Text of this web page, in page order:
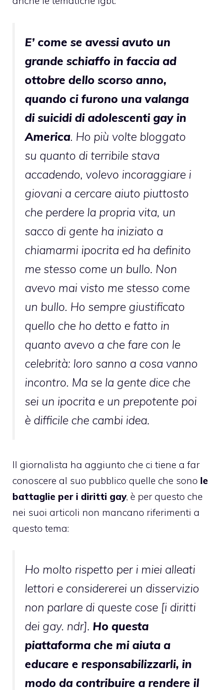
E’ come se avessi avuto un
grande schiaffo in faccia ad
ottobre dello scorso anno,
quando ci furono una valanga
di suicidi di adolescenti gay in
America. Ho più volte bloggato
su quanto di terribile stava
accadendo, volevo incoraggiare i
giovani a cercare aiuto piuttosto
che perdere la propria vita, un
sacco di gente ha iniziato a
chiamarmi ipocrita ed ha definito
me stesso come un bullo. Non
avevo mai visto me stesso come
un bullo. Ho sempre giustificato
quello che ho detto e fatto in
quanto avevo a che fare con le
celebrità: loro sanno a cosa vanno
incontro. Ma se la gente dice che
sei un ipocrita e un prepotente poi
è difficile che cambi idea.
Il giornalista ha aggiunto che ci tiene a far
conoscere al suo pubblico quelle che sono le
battaglie per i diritti gay, è per questo che
nei suoi articoli non mancano riferimenti a
questo tema:
Ho molto rispetto per i miei alleati
lettori e considererei un disservizio
non parlare di queste cose [i diritti
dei gay. ndr]. Ho questa
piattaforma che mi aiuta a
educare e responsabilizzarli, in
modo da contribuire a rendere il